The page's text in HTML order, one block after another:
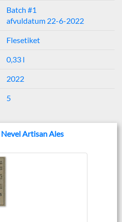
Batch #1
afvuldatum 22-6-2022
Flesetiket
0,33 l
2022
5
Nevel Artisan Ales